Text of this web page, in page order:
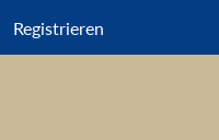
Registrieren